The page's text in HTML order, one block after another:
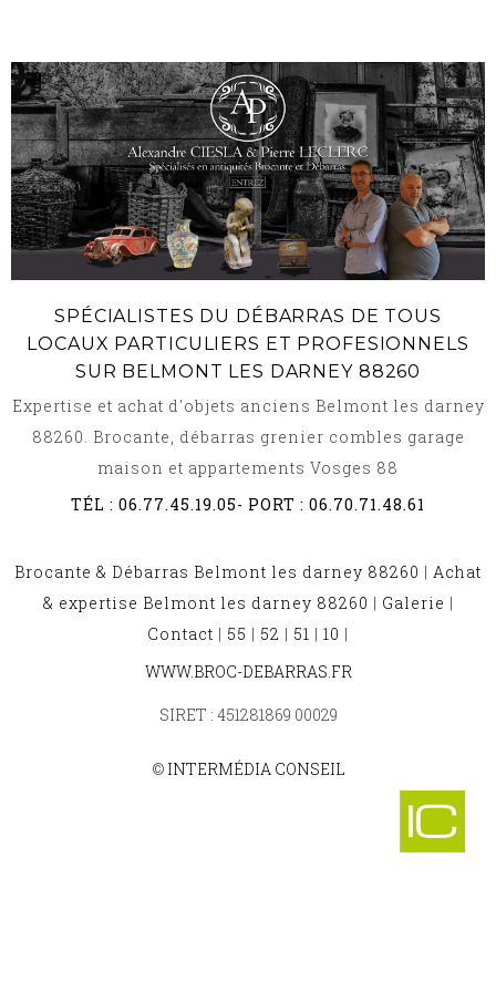
SPÉCIALISTES DU DÉBARRAS DE TOUS
LOCAUX PARTICULIERS ET PROFESIONNELS
SUR BELMONT LES DARNEY 88260
Expertise et achat d'objets anciens Belmont les darney
88260. Brocante, débarras grenier combles garage
maison et appartements Vosges 88
TÉL : 06.77.45.19.05- PORT : 06.70.71.48.61
Brocante & Débarras Belmont les darney 88260 | Achat
& expertise Belmont les darney 88260 | Galerie |
Contact | 55 | 52 | 51 | 10 |
BROCANTE ET DÉBARRAS SERCOEUR 88600-
BROCANTE ET DÉBARRAS NONVILLE 88260
BROCANTE ET DÉBARRAS LEPANGES SUR VOLOGNE 88600
BROCANTE ET DÉBARRAS RUPT SUR MOSELLE 88360-
WWW.BROC-DEBARRAS.FR
SIRET : 451281869 00029
© INTERMÉDIA CONSEIL